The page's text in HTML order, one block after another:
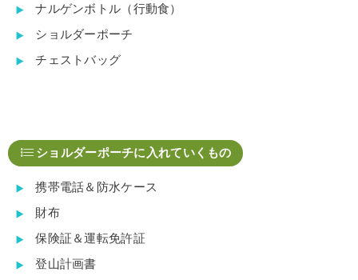
ナルゲンボトル（行動食）
ショルダーポーチ
チェストバッグ
ショルダーポーチに入れていくもの
携帯電話＆防水ケース
財布
保険証＆運転免許証
登山計画書